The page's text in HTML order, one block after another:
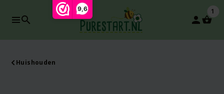
9,6
search person
1
Huishouden